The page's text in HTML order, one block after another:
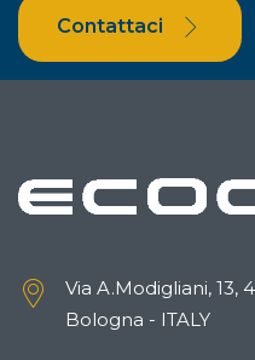
Contattaci
Via A.Modigliani, 13,
Bologna - ITALY